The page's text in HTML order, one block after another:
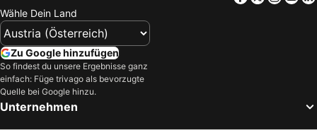
Wähle Dein Land
Zu Google hinzufügen
So findest du unsere Ergebnisse ganz
einfach: Füge trivago als bevorzugte
Quelle bei Google hinzu.
Unternehmen